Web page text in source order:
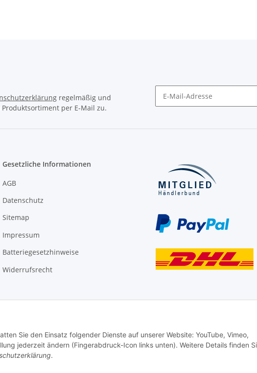
Sie den Einsatz folgender Dienste auf unserer Website: YouTube, Vimeo,
jederzeit ändern (Fingerabdruck-Icon links unten). Weitere Details finden
.
regelmäßig und
per E-Mail zu.
Gesetzliche Informationen
AGB
Datenschutz
Sitemap
Impressum
Batteriegesetzhinweise
Widerrufsrecht